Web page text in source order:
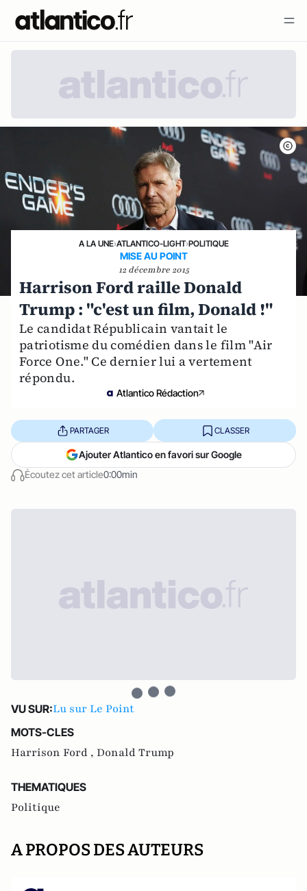
A LA UNE›ATLANTICO-LIGHT›POLITIQUE
MISE AU POINT
12 décembre 2015
Harrison Ford raille Donald
Trump : "c'est un film, Donald !"
Le candidat Républicain vantait le
patriotisme du comédien dans le film "Air
Force One." Ce dernier lui a vertement
répondu.
Atlantico Rédaction
Écoutez cet article0:00min
PARTAGER CLASSER
Ajouter Atlantico en favori sur Google
VU SUR:Lu sur Le Point
MOTS-CLES
Harrison Ford , Donald Trump
THEMATIQUES
Politique
A PROPOS DES AUTEURS